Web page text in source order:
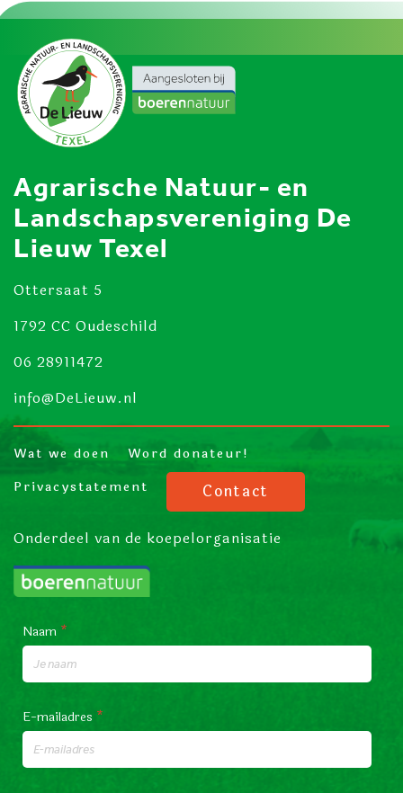
Agrarische Natuur- en
Landschapsvereniging De
Lieuw Texel
Ottersaat 5
1792 CC Oudeschild
06 28911472
info@DeLieuw.nl
Wat we doen
Word donateur!
Privacystatement
Contact
Onderdeel van de koepelorganisatie
Naam *
E-mailadres *